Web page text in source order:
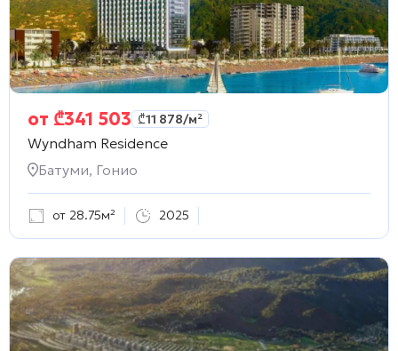
от ₾341 503 ₾11 878/м²
Wyndham Residence
Батуми, Гонио
от 28.75м² 2025